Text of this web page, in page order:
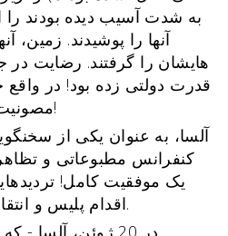
به شدت آسیب دیده بودند
آنها را پوشیدند. زمین،
هایشان را گرفتند. رضایت
قدرت دولتی زده بود! در
مصونیت خانه پایمال شده است!
آلسا، به عنوان یکی از
کنفرانس مطبوعاتی و
یک موفقیت کامل!
اقدام پلیس و انتقادات گسترده مطرح شد.
در 20 ژوئن، آلسا